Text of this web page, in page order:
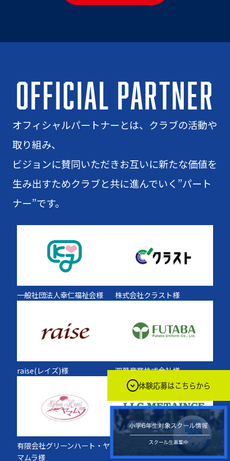
体験応募はこちらから
OFFICIAL PARTNER
オフィシャルパートナーとは、クラブの活動や
取り組み、
ビジョンに賛同いただきお互いに新たな価値を
生み出すためクラブと共に進んでいく”パート
ナー”です。
一般社団法人幸仁福祉会様 株式会社クラスト様
raise(レイズ)様 双葉産業株式会社様
有限会社グリーンハート・ヤ
マムラ様
合同会社メタインス様